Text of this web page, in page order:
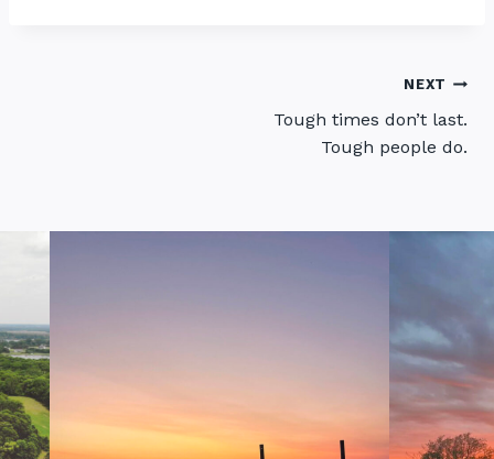
NEXT
Tough times don’t last.
Tough people do.